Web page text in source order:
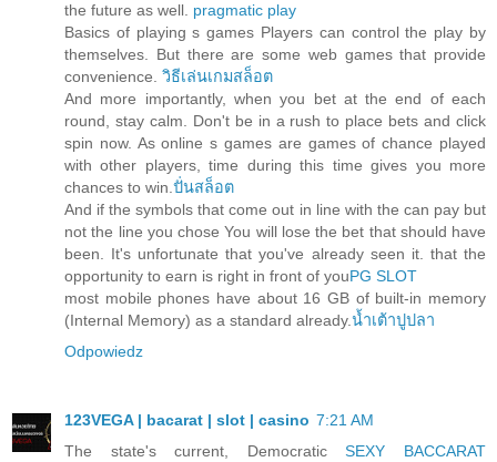
the future as well. pragmatic play
Basics of playing s games Players can control the play by
themselves. But there are some web games that provide
convenience. วิธีเล่นเกมสล็อต
And more importantly, when you bet at the end of each
round, stay calm. Don't be in a rush to place bets and click
spin now. As online s games are games of chance played
with other players, time during this time gives you more
chances to win. ปั่นสล็อต
And if the symbols that come out in line with the can pay but
not the line you chose You will lose the bet that should have
been. It's unfortunate that you've already seen it. that the
opportunity to earn is right in front of youPG SLOT
most mobile phones have about 16 GB of built-in memory
(Internal Memory) as a standard already.น้ำเต้าปูปลา
Odpowiedz
123VEGA | bacarat | slot | casino 7:21 AM
The state's current, DemocraticSEXY BACCARAT